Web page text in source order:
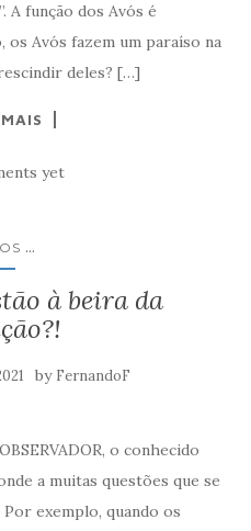
A função dos Avós é
Avós fazem um paraíso na
deles? […]
yet
...
à beira da
by FernandoF
o conhecido
a muitas questões que se
exemplo, quando os